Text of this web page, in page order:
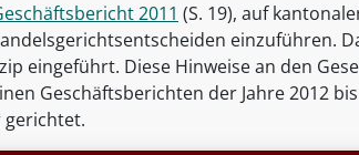
2011 (S. 19), auf
einzuführen.
eingeführt. Diese Hinweise an den
Geschäftsberichten der Jahre 2012
gerichtet.